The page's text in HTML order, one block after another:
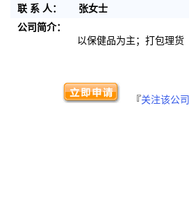
联 系 人： 张女士
公司简介：
以保健品为主；打包理货
『关注该公司